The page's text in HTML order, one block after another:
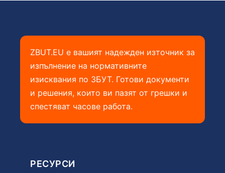
ZBUT.EU е вашият надежден източник за
изпълнение на нормативните
изисквания по ЗБУТ. Готови документи
и решения, които ви пазят от грешки и
спестяват часове работа.
РЕСУРСИ